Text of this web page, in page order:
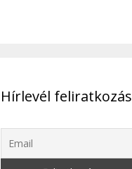
Hírlevél feliratkozás